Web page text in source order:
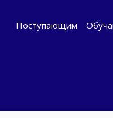
Поступающим